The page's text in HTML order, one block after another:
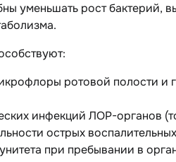
уменьшать рост бактерий,
ротовой полости и
инфекций ЛОР-органов
острых
при пребывании в